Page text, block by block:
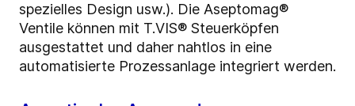
spezielles Design usw.). Die Aseptomag®
Ventile können mit T.VIS® Steuerköpfen
ausgestattet und daher nahtlos in eine
automatisierte Prozessanlage integriert werden.